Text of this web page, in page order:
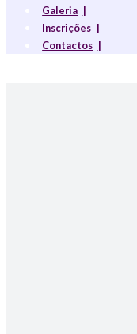
Galeria
Inscrições
Contactos